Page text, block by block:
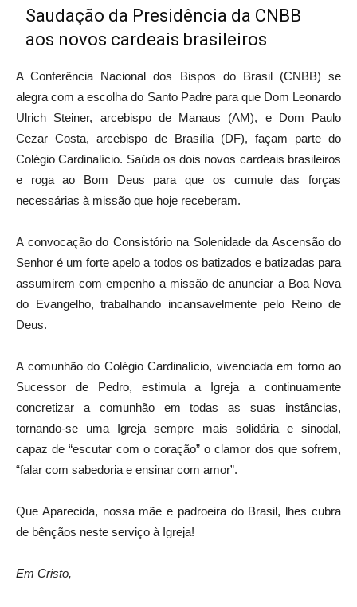
Saudação da Presidência da CNBB
aos novos cardeais brasileiros
A Conferência Nacional dos Bispos do Brasil (CNBB) se
alegra com a escolha do Santo Padre para que Dom Leonardo
Ulrich Steiner, arcebispo de Manaus (AM), e Dom Paulo
Cezar Costa, arcebispo de Brasília (DF), façam parte do
Colégio Cardinalício. Saúda os dois novos cardeais brasileiros
e roga ao Bom Deus para que os cumule das forças
necessárias à missão que hoje receberam.
A convocação do Consistório na Solenidade da Ascensão do
Senhor é um forte apelo a todos os batizados e batizadas para
assumirem com empenho a missão de anunciar a Boa Nova
do Evangelho, trabalhando incansavelmente pelo Reino de
Deus.
A comunhão do Colégio Cardinalício, vivenciada em torno ao
Sucessor de Pedro, estimula a Igreja a continuamente
concretizar a comunhão em todas as suas instâncias,
tornando-se uma Igreja sempre mais solidária e sinodal,
capaz de “escutar com o coração” o clamor dos que sofrem,
“falar com sabedoria e ensinar com amor”.
Que Aparecida, nossa mãe e padroeira do Brasil, lhes cubra
de bênçãos neste serviço à Igreja!
Em Cristo,